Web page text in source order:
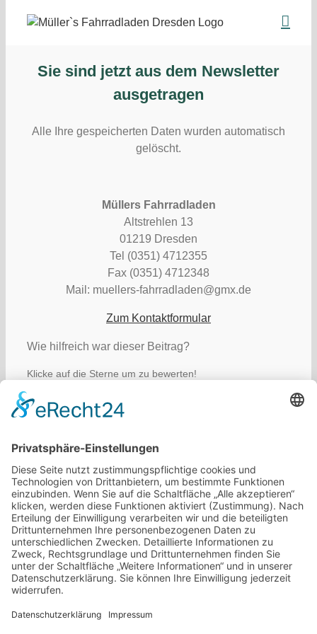
Inhalt
Sie sind jetzt aus dem Newsletter
ausgetragen
Alle Ihre gespeicherten Daten wurden automatisch
gelöscht.
Müllers Fahrradladen
Altstrehlen 13
01219 Dresden
Tel (0351) 4712355
Fax (0351) 4712348
Mail: muellers-fahrradladen@gmx.de
Zum Kontaktformular
Wie hilfreich war dieser Beitrag?
Klicke auf die Sterne um zu bewerten!
Bewertung Abschicken
Durchschnittliche Bewertung0/ 5. Anzahl Bewertungen:
Bisher keine Bewertungen! Sei der Erste, der diesen
Beitrag bewertet.